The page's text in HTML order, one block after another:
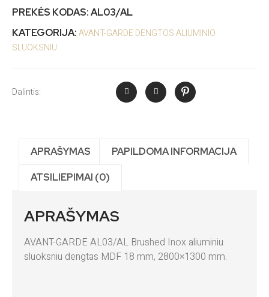
PREKĖS KODAS:AL03/AL
KATEGORIJA:AVANT-GARDE DENGTOS ALIUMINIO
SLUOKSNIU
Dalintis:
APRAŠYMAS PAPILDOMA INFORMACIJA
ATSILIEPIMAI (0)
APRAŠYMAS
AVANT-GARDE AL03/AL Brushed Inox aliuminiu
sluoksniu dengtas MDF 18 mm, 2800×1300 mm.